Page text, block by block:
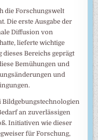
die Forschungswelt
Die erste Ausgabe der
Diffusion von
lieferte wichtige
Bereichs geprägt
Bemühungen und
und
an zuverlässigen
Initiativen wie dieser
für Forschung,